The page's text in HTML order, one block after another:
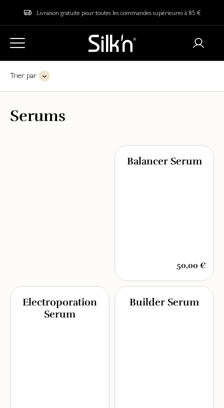
Livraison gratuite pour toutes les commandes supérieures à 85 €
Trier par
Serums
Balancer Serum
50,00 €
Electroporation
Serum
Builder Serum